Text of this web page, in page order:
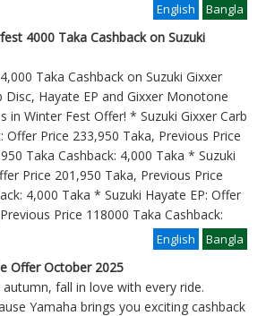
Bangla
English
4000 Taka Cashback on Suzuki
Taka Cashback on Suzuki Gixxer
Disc, Hayate EP and Gixxer Monotone
in Winter Fest Offer! * Suzuki Gixxer Carb
Offer Price 233,950 Taka, Previous Price
Taka Cashback: 4,000 Taka * Suzuki
Price 201,950 Taka, Previous Price
4,000 Taka * Suzuki Hayate EP: Offer
Price 118000 Taka Cashback:
Bangla
English
Offer October 2025
autumn, fall in love with every ride.
Yamaha brings you exciting cashback